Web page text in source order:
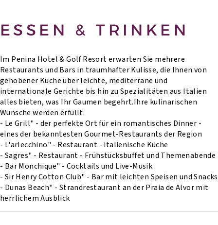
ESSEN & TRINKEN
Im Penina Hotel & Golf Resort erwarten Sie mehrere
Restaurants und Bars in traumhafter Kulisse, die Ihnen von
gehobener Küche über leichte, mediterrane und
internationale Gerichte bis hin zu Spezialitäten aus Italien
alles bieten, was Ihr Gaumen begehrt.Ihre kulinarischen
Wünsche werden erfüllt.
- Le Grill" - der perfekte Ort für ein romantisches Dinner -
eines der bekanntesten Gourmet-Restaurants der Region
- L'arlecchino" - Restaurant - italienische Küche
- Sagres" - Restaurant - Frühstücksbuffet und Themenabende
- Bar Monchique" - Cocktails und Live-Musik
- Sir Henry Cotton Club" - Bar mit leichten Speisen und Snacks
- Dunas Beach" - Strandrestaurant an der Praia de Alvor mit
herrlichem Ausblick